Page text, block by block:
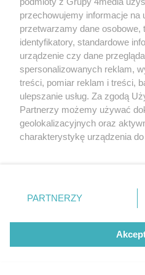
Autor artykułu:
Wiktor Zając
przechowujemy informacje na
przetwarzamy dane osobowe,
identyfikatory, standardowe
urządzenie czy dane
spersonalizowanych reklam,
treści, pomiar reklam i treści,
ulepszanie usług. Za zgodą
Partnerzy możemy używać
geolokalizacyjnych oraz
charakterystykę urządzenia
zmienić/wycofać klikając
znajdujący się w lewym
użytkownika, ale masz prawo
przetwarzaniu. Preferencje
PARTNERZY